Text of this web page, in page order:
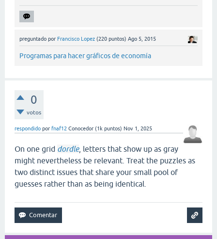
preguntado por Francisco Lopez (220 puntos) Ago 5, 2015
Programas para hacer gráficos de economía
0
votos
respondido por fnaf12 Conocedor (1k puntos) Nov 1, 2025
On one grid dordle, letters that show up as gray
might nevertheless be relevant. Treat the puzzles as
two distinct issues that share your small pool of
guesses rather than as being identical.